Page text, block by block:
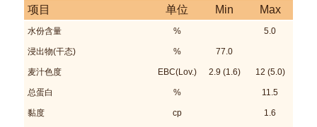
项目 单位 Min Max
水份含量 % 5.0
浸出物(干态) % 77.0
麦汁色度 EBC(Lov.) 2.9 (1.6) 12 (5.0)
总蛋白 % 11.5
黏度 cp 1.6